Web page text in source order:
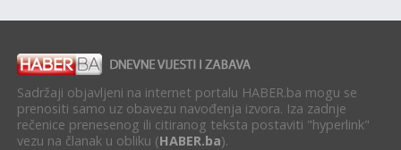
Sadržaji objavljeni na internet portalu HABER.ba mogu se
prenositi samo uz obavezu navođenja izvora. Iza zadnje
rečenice prenesenog ili citiranog teksta postaviti "hyperlink"
vezu na članak u obliku (HABER.ba).